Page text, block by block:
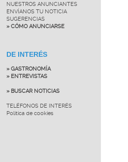
NUESTROS ANUNCIANTES
ENVÍANOS TU NOTICIA
SUGERENCIAS
» CÓMO ANUNCIARSE
DE INTERÉS
» GASTRONOMÍA
» ENTREVISTAS
» BUSCAR NOTICIAS
TELÉFONOS DE INTERÉS
Política de cookies